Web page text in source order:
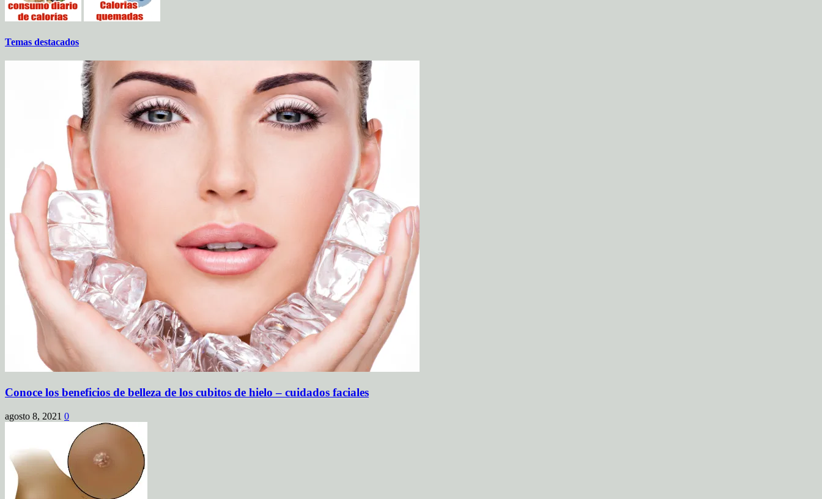
Temas destacados
Conoce los beneficios de belleza de los cubitos de hielo – cuidados faciales
agosto 8, 2021 0